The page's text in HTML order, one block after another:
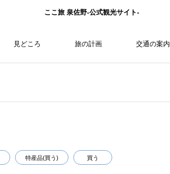
ここ旅 泉佐野-公式観光サイト-
見どころ 旅の計画 交通の案内
特産品(買う) 買う